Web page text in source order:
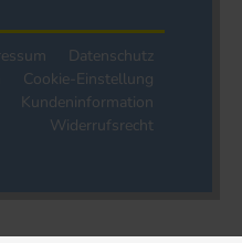
Datenschutz
Cookie-Einstellung
Kundeninformation
Widerrufsrecht